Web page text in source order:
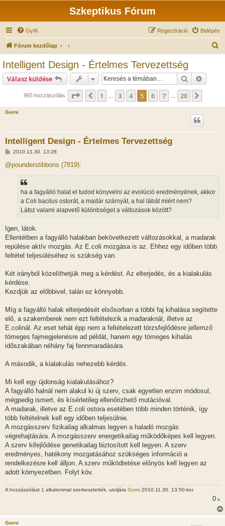
Szkeptikus Fórum
GyIK Belépés
Regisztráció
Fórum kezdőlap
Intelligent Design - Értelmes Tervezettség
Válasz küldése Keresés
965 hozzászólás Oldal:5 /20
Előző
1 3 4 5 6 7 20
Gorni
Intelligent Design - Értelmes Tervezettség
H
z
z
2010.11.30. 13:28
@pounderstibbons (7819):
ha a fagyálló halat el tudod könyvelni az evolúció eredményének, akkor
a Coli bacilus ostorát, a madár szárnyát, a hal lábát miért nem?
Látsz valami alapvető különbséget a változások között?
Igen, látok.
Ellentétben a fagyálló halakban bekövetkezett változásokkal, a madarak
repülése aktív mozgás. Az E.coli mozgása is az. Ehhez egy időben több
feltétel teljesüléséhez is szükség van.
Két irányból közelíthetjük meg a kérdést. Az elterjedés, és a kialakulás
kérdése.
Kezdjük az előbbivel, talán ez könnyebb.
Míg a fagyálló halak elterjedését elsősorban a többi faj kihalása segítette
elő, a szakemberek nem ezt feltételezik a madaraknál, illetve az
E.colinál. Az eset tehát épp nem a feltételezett törzsfejlődésre jellemző
tömeges fajmegjelenésre ad példát, hanem egy tömeges kihalás
időszakában néhány faj fennmaradására.
A második, a kialakulás nehezebb kérdés.
Mi kell egy újdonság kialakulásához?
A fagyálló halnál nem alakul ki új szerv, csak egyetlen enzim módosul,
mégpedig ismert, és kísérletileg ellenőrizhető mutációval.
A madarak, illetve az E.coli ostora esetében több minden történik, így
több feltételnek kell egy időben teljesülnie.
A mozgásszerv fizikailag alkalmas legyen a haladó mozgás
végrehajtására. A mozgásszerv energetikailag működőképes kell legyen.
A szerv kifejlődése genetikailag biztosított kell legyen. A szerv
eredményes, hatékony mozgatásához szükséges információ a
rendelkezésre kell álljon. A szerv működtetése előnyös kell legyen az
adott környezetben. Folyt köv.
A hozzászólást 1 alkalommal szerkesztették, utoljára Gorni 2010.11.30. 13:50-kor.
0 x
Gorni